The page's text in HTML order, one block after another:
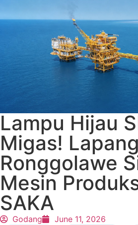
Lampu Hijau
Migas!
Ronggolawe
Mesin
SAKA
Godang June 11, 2026